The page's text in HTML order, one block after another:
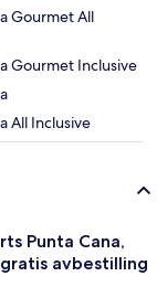
Gourmet All
Gourmet Inclusive
All Inclusive
Punta Cana,
avbestilling